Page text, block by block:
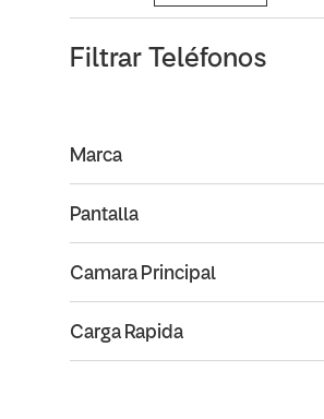
Filtrar Teléfonos
Marca
Pantalla
Carga Rapida
Camara Principal